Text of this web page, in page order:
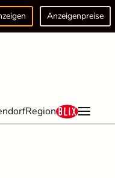
Anzeigenpreise
Region